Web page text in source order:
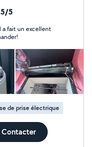
et
choix du matériel,
pose et
et
5
fait un excellent
de prise électrique
Contacter